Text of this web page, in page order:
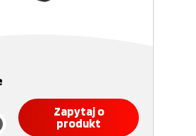
Zapytaj o
produkt